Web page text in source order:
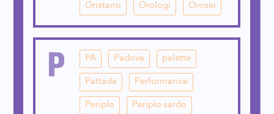
Oristano Orologi Orosei
P PA Padova palette
Pattada Performance
Periplo Periplo sardo